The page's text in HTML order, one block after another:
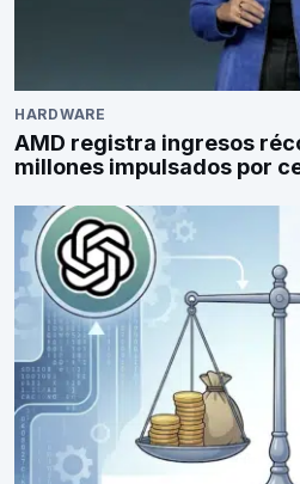
HARDWARE
AMD registra ingresos
millones impulsados por